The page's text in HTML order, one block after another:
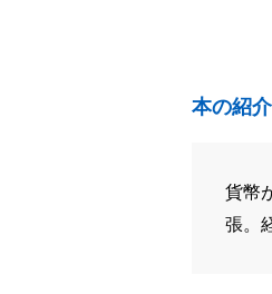
本の紹介
貨幣
張。